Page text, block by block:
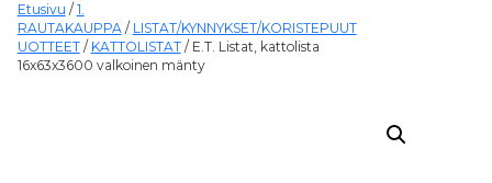
Etusivu / 1.
RAUTAKAUPPA/ LISTAT/KYNNYKSET/KORISTEPUUT
UOTTEET/ KATTOLISTAT/ E.T. Listat, kattolista
16x63x3600 valkoinen mänty